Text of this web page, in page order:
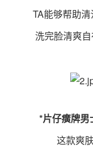
TA能够帮助清
洗完脸清爽自
*片仔癀牌男
这款爽肤